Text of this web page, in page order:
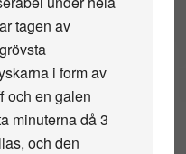
tagen av
i form av
och en galen
minuterna då 3
och den